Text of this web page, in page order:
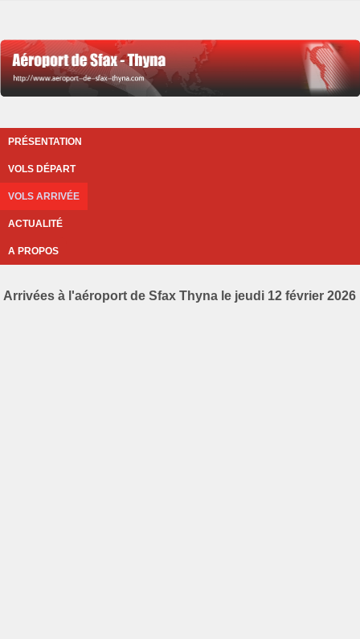
PRÉSENTATION
VOLS DÉPART
VOLS ARRIVÉE
ACTUALITÉ
A PROPOS
Arrivées à l'aéroport de Sfax Thyna le jeudi 12 février 2026